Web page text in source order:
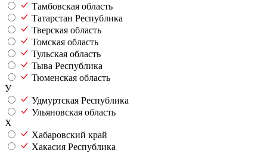
Тамбовская область
Татарстан Республика
Тверская область
Томская область
Тульская область
Тыва Республика
Тюменская область
У
Удмуртская Республика
Ульяновская область
Х
Хабаровский край
Хакасия Республика